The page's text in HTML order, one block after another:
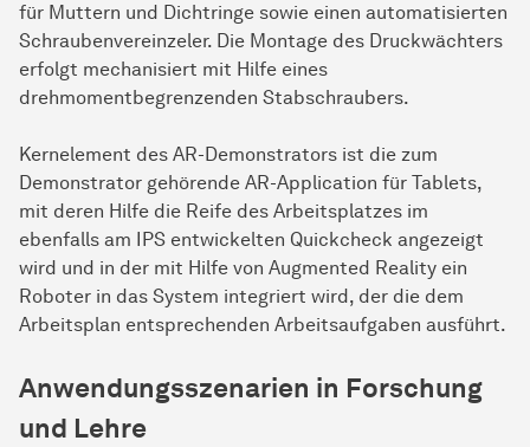
für Muttern und Dichtringe sowie einen automatisierten
Schraubenvereinzeler. Die Montage des Druckwächters
erfolgt mechanisiert mit Hilfe eines
drehmomentbegrenzenden Stabschraubers.
Kernelement des AR-Demonstrators ist die zum
Demonstrator gehörende AR-Application für Tablets,
mit deren Hilfe die Reife des Arbeitsplatzes im
ebenfalls am IPS entwickelten Quickcheck angezeigt
wird und in der mit Hilfe von Augmented Reality ein
Roboter in das System integriert wird, der die dem
Arbeitsplan entsprechenden Arbeitsaufgaben ausführt.
Anwendungsszenarien in Forschung
und Lehre